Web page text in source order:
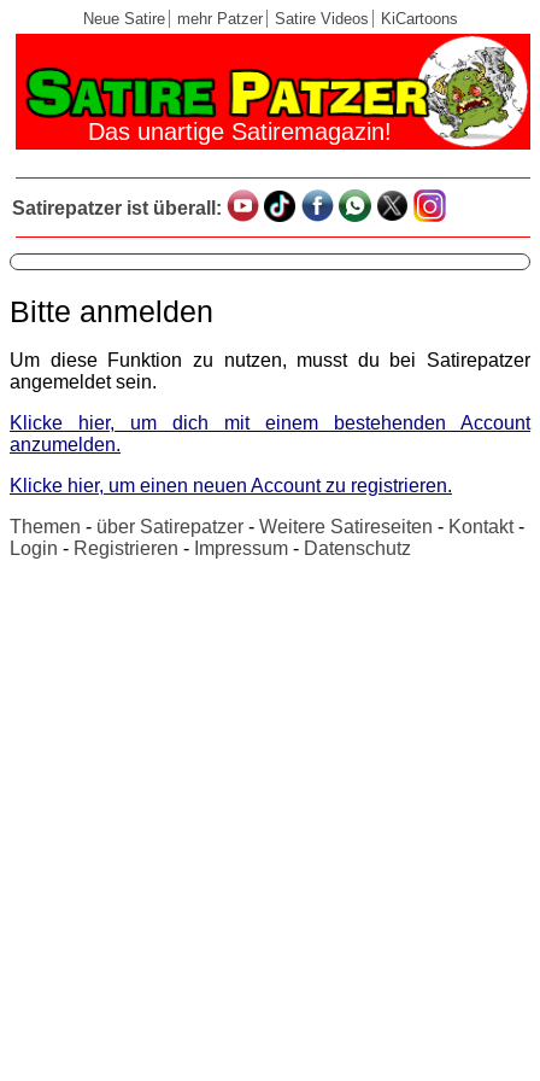
Neue Satire mehr Patzer Satire Videos KiCartoons
Das unartige Satiremagazin!
Satirepatzer ist überall:
Bitte anmelden
Um diese Funktion zu nutzen, musst du bei Satirepatzer
angemeldet sein.
Klicke hier, um dich mit einem bestehenden Account
anzumelden.
Klicke hier, um einen neuen Account zu registrieren.
Themen - über Satirepatzer - Weitere Satireseiten - Kontakt-
Login - Registrieren - Impressum - Datenschutz